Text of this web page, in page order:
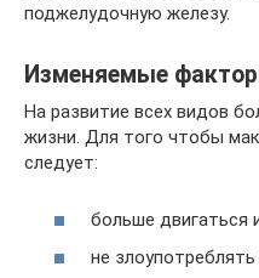
поджелудочную железу.
Изменяемые
На развитие всех видов
жизни. Для того чтобы
следует:
больше двигаться
не